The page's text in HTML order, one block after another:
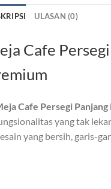
ULASAN (0)
Cafe
Cafe Persegi
yang tak
yang bersih, garis-